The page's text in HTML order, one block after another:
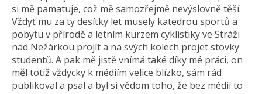
si mě pamatuje, což mě samozřejmě nevýslovně těší.
Vždyť mu za ty desítky let musely katedrou sportů a
pobytu v přírodě a letním kurzem cyklistiky ve Stráži
nad Nežárkou projít a na svých kolech projet stovky
studentů. A pak mě jistě vnímá také díky mé práci, on
měl totiž vždycky k médiím velice blízko, sám rád
publikoval a psal a byl si vědom toho, že bez médií to